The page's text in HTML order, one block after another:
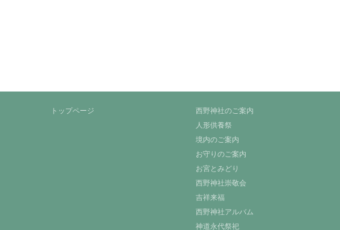
トップページ
西野神社のご案内
人形供養祭
境内のご案内
お守りのご案内
お宮とみどり
西野神社崇敬会
吉祥来福
西野神社アルバム
神道永代祭祀